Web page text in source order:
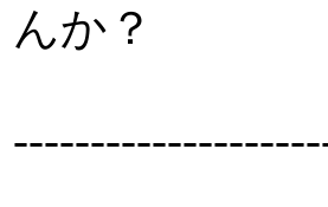
んか？